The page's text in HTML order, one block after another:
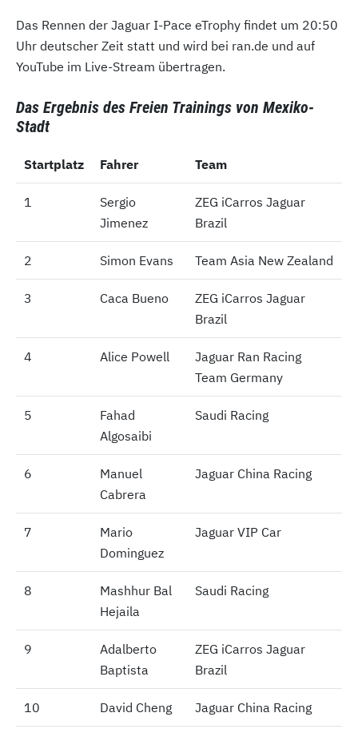
Das Rennen der Jaguar I-Pace eTrophy findet um 20:50
Uhr deutscher Zeit statt und wird bei ran.de und auf
YouTube im Live-Stream übertragen.
Das Ergebnis des Freien Trainings von Mexiko-
Stadt
Startplatz Fahrer Team
1
Sergio
Jimenez
ZEG iCarros Jaguar
Brazil
2 Simon Evans Team Asia New Zealand
3 Caca Bueno
ZEG iCarros Jaguar
Brazil
4 Alice Powell
Jaguar Ran Racing
Team Germany
5
Fahad
Algosaibi
Saudi Racing
6
Manuel
Cabrera
Jaguar China Racing
7
Mario
Dominguez
Jaguar VIP Car
8
Mashhur Bal
Hejaila
Saudi Racing
9
Adalberto
Baptista
ZEG iCarros Jaguar
Brazil
10 David Cheng Jaguar China Racing
Startplatz
1
2
3
4
5
6
7
8
9
10